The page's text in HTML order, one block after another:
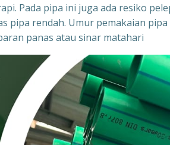
Pada pipa ini juga ada resiko
rendah. Umur pemakaian pipa
panas atau sinar matahari